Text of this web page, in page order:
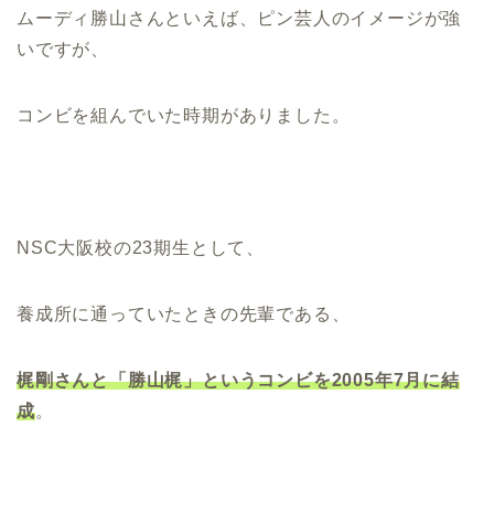
ムーディ勝山さんといえば、ピン芸人のイメージが強
いですが、
コンビを組んでいた時期がありました。
NSC大阪校の23期生として、
養成所に通っていたときの先輩である、
梶剛さんと「勝山梶」というコンビを2005年7月に結
成。